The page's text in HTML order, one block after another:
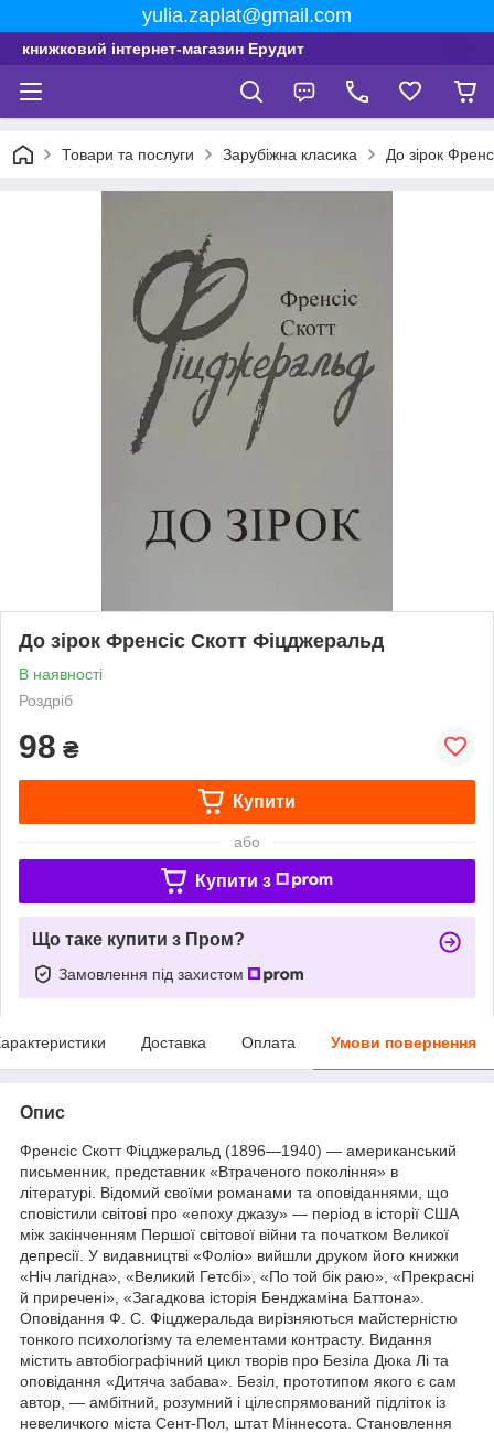
yulia.zaplat@gmail.com
книжковий інтернет-магазин Ерудит
Товари та послуги Зарубіжна класика До зірок
До зірок Френсіс Скотт Фіцджеральд
В наявності
Роздріб
98 ₴
Купити
або
Купити з
Що таке купити з Пром?
Замовлення під захистом
Доставка Оплата Умови повернення
Опис
Френсіс Скотт Фіцджеральд (1896—1940) — американський
письменник, представник «Втраченого покоління» в
літературі. Відомий своїми романами та оповіданнями, що
сповістили світові про «епоху джазу» — період в історії США
між закінченням Першої світової війни та початком Великої
депресії. У видавництві «Фоліо» вийшли друком його книжки
«Ніч лагідна», «Великий Гетсбі», «По той бік раю», «Прекрасні
й приречені», «Загадкова історія Бенджаміна Баттона».
Оповідання Ф. С. Фіцджеральда вирізняються майстерністю
тонкого психологізму та елементами контрасту. Видання
містить автобіографічний цикл творів про Безіла Дюка Лі та
оповідання «Дитяча забава». Безіл, прототипом якого є сам
автор, — амбітний, розумний і цілеспрямований підліток із
невеличкого міста Сент-Пол, штат Міннесота. Становлення